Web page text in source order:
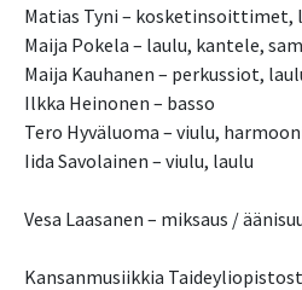
Matias Tyni – kosketinsoittimet,
Maija Pokela – laulu, kantele,
Maija Kauhanen – perkussiot,
Ilkka Heinonen – basso
Tero Hyväluoma – viulu,
Iida Savolainen – viulu, laulu
Vesa Laasanen – miksaus /
Kansanmusiikkia